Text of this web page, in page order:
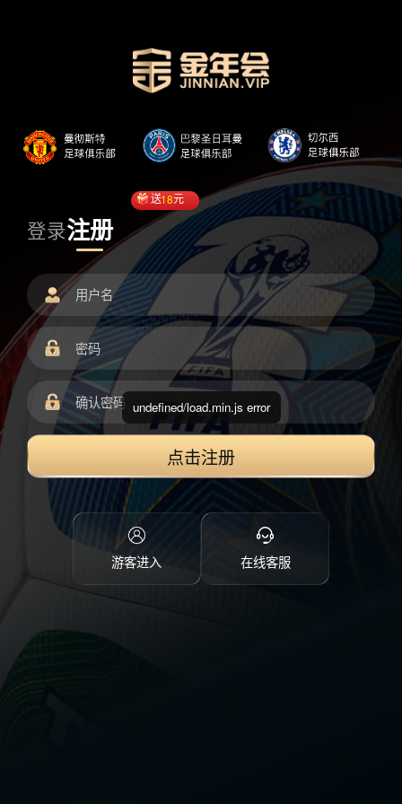
登录注册
送18元
点击注册
游客进入 在线客服
undefined/load.min.js error